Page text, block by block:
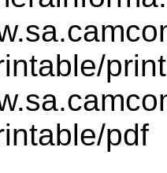
print
pdf